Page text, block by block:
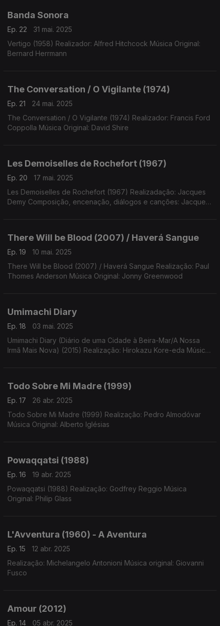
Banda Sonora
Ep. 22
31 mai. 2025
Vertigo (1958) Realizador: Alfred Hitchcock Música Original:
Bernard Herrmann
The Conversation / O Vigilante (1974)
Ep. 21
24 mai. 2025
The Conversation / O Vigilante (1974) Realizador: Francis Ford
Coppolla Música Original: David Shire
Les Demoiselles de Rochefort (1967)
Ep. 20
17 mai. 2025
Les Demoiselles de Rochefort (1967) Realizadação: Jacques
Demy Composição, encenação, diálogos e canções: Jacques
There Will be Blood (2007) / Haverá Sangue
Ep. 19
10 mai. 2025
There Will be Blood (2007) / Haverá Sangue Realização: Paul
Thomes Anderson Música Original: Jonny Greenwood
Umimachi Diary
Ep. 18
03 mai. 2025
Umimachi Diary (Diário de uma Cidade à Beira-Mar/A Nossa
Irmã Mais Nova) (2015) Realização: Hirokazu Kore-eda Música
Todo Sobre Mi Madre (1999)
Ep. 17
26 abr. 2025
Todo Sobre Mi Madre (1999) Realização: Pedro Almodóvar
Música Original: Alberto Iglésias
Powaqqatsi (1988)
Ep. 16
19 abr. 2025
Powaqqatsi (1988) Realização: Godfrey Reggio Música
Original: Philip Glass
L'Avventura (1960) - A Aventura
Ep. 15
12 abr. 2025
Realização: Michelangelo Antonioni Música original: Giovanni
Fusco
Amour (2012)
Ep. 14
05 abr. 2025